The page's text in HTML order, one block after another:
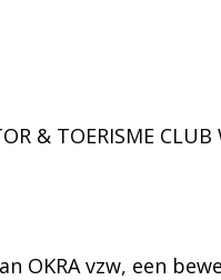
& TOERISME
OKRA vzw, een